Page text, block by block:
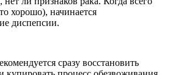
хорошо), начинается
диспепсии.
сразу восстановить